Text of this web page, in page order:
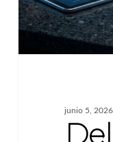
para
no
junio 5, 2026